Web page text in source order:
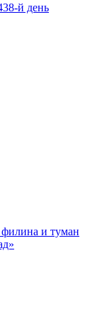
й день
филина и туман